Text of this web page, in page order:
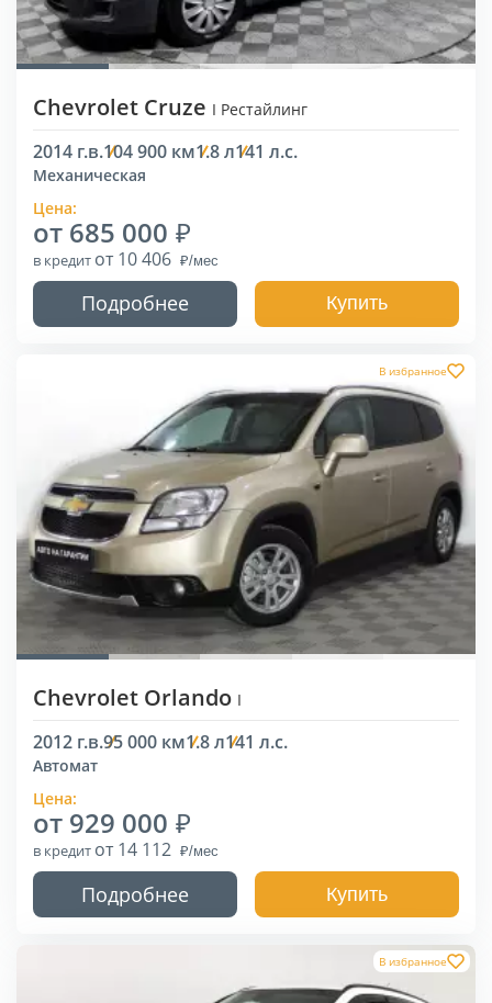
Chevrolet Cruze I Рестайлинг
2014 г.в.104 900 км1.8 л141 л.с.
Механическая
Цена:
от 685 000
в кредит от 10 406
Подробнее Купить
В избранное
Chevrolet Orlando I
2012 г.в.95 000 км1.8 л141 л.с.
Автомат
Цена:
от 929 000
в кредит от 14 112
Подробнее Купить
В избранное